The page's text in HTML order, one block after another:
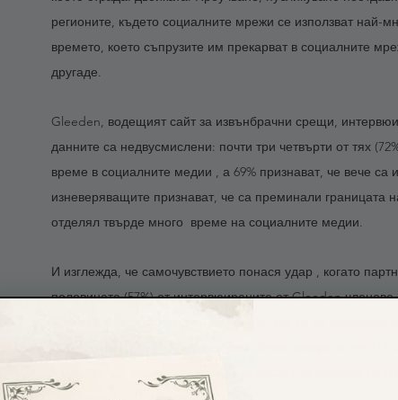
регионите, където социалните мрежи се използват най-
времето, което съпрузите им прекарват в социалните
другаде.
Gleeden, водещият сайт за извънбрачни срещи,
данните са недвусмислени: почти три четвърти от тях
време в социалните медии , а 69% признават, че вече са
изневеряващите признават, че са преминали границата
отделял твърде много  време на социалните медии.
И изглежда, че самочувствието понася удар , когато
половината (57%) от интервюираните от Gleeden
извънбрачна връзка само за да отмъстят за липсата на